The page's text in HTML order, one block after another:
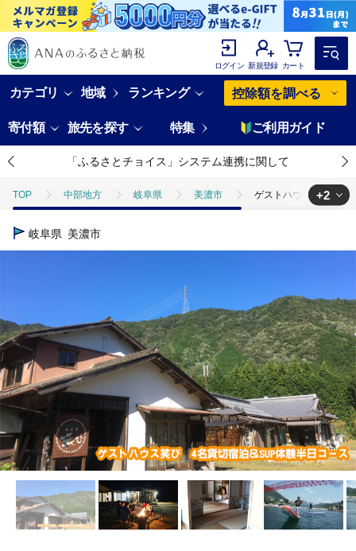
ログイン 新規登録 カート
カテゴリ 地域 ランキング 控除額を調べる
寄付額 旅先を探す 特集 ご利用ガイド
「ふるさとチョイス」システム連携に関して
TOP 中部地方 岐阜県 美濃市 ゲストハウス笑び 4名
TOP
+2
岐阜県 美濃市